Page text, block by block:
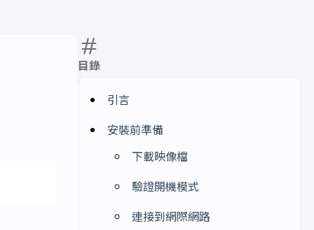
目錄
引言
安裝前準備
下載映像檔
驗證開機模式
連接到網際網路